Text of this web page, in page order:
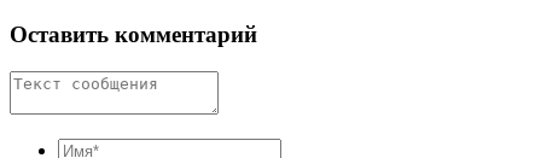
Оставить комментарий